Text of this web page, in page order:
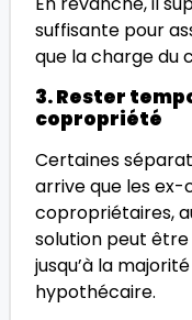
suffisante pour
que la charge du
3. Rester
copropriété
Certaines
arrive que les
copropriétaires,
solution peut
jusqu’à la
hypothécaire.